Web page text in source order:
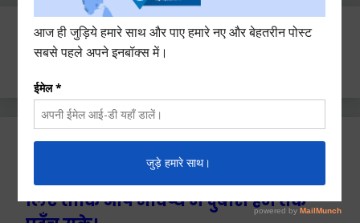
Search
for:
Ctrl+D दबाएँ हमे बुकमार्क / सेव करने के
लिए ताकि आप भविष्य में दुबारा हम तक